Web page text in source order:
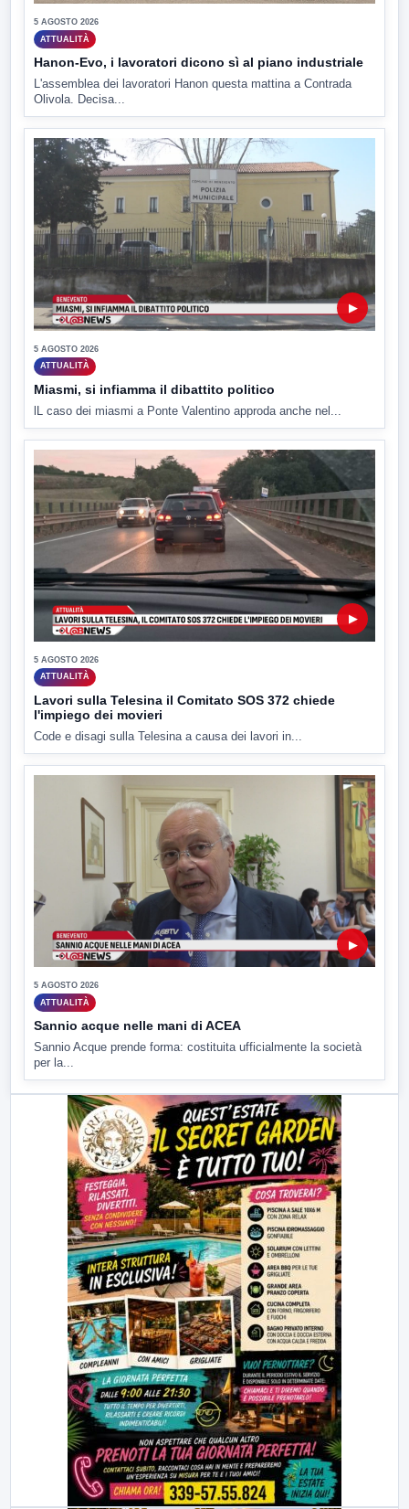
5 AGOSTO 2026
ATTUALITÀ
Hanon-Evo, i lavoratori dicono sì al piano industriale
L'assemblea dei lavoratori Hanon questa mattina a Contrada
Olivola. Decisa...
▶
5 AGOSTO 2026
ATTUALITÀ
Miasmi, si infiamma il dibattito politico
lL caso dei miasmi a Ponte Valentino approda anche nel...
▶
5 AGOSTO 2026
ATTUALITÀ
Lavori sulla Telesina il Comitato SOS 372 chiede
l'impiego dei movieri
Code e disagi sulla Telesina a causa dei lavori in...
▶
5 AGOSTO 2026
ATTUALITÀ
Sannio acque nelle mani di ACEA
Sannio Acque prende forma: costituita ufficialmente la società
per la...